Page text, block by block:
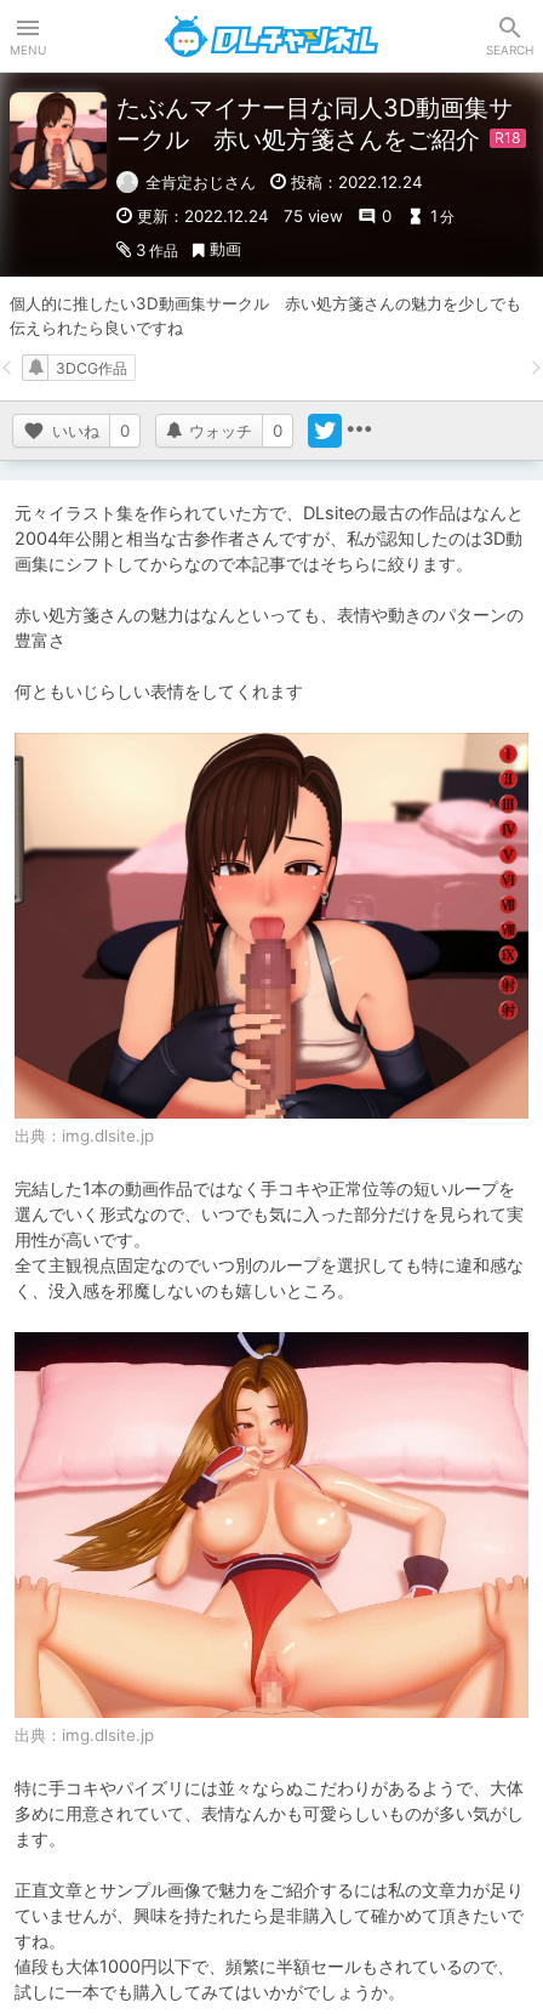
MENU SEARCH
たぶんマイナー目な同人3D動画集サ
ークル 赤い処方箋さんをご紹介
全肯定おじさん
投稿：2022.12.24
更新：2022.12.24
75 view 0 1 分
3 作品 動画
個人的に推したい3D動画集サークル　赤い処方箋さんの魅力を少しでも
伝えられたら良いですね
いいね 0 ウォッチ 0
3DCG作品
元々イラスト集を作られていた方で、DLsiteの最古の作品はなんと
2004年公開と相当な古参作者さんですが、私が認知したのは3D動
画集にシフトしてからなので本記事ではそちらに絞ります。
赤い処方箋さんの魅力はなんといっても、表情や動きのパターンの
豊富さ
何ともいじらしい表情をしてくれます
出典： img.dlsite.jp
完結した1本の動画作品ではなく手コキや正常位等の短いループを
選んでいく形式なので、いつでも気に入った部分だけを見られて実
用性が高いです。
全て主観視点固定なのでいつ別のループを選択しても特に違和感な
く、没入感を邪魔しないのも嬉しいところ。
出典： img.dlsite.jp
特に手コキやパイズリには並々ならぬこだわりがあるようで、大体
多めに用意されていて、表情なんかも可愛らしいものが多い気がし
ます。
正直文章とサンプル画像で魅力をご紹介するには私の文章力が足り
ていませんが、興味を持たれたら是非購入して確かめて頂きたいで
すね。
値段も大体1000円以下で、頻繁に半額セールもされているので、
試しに一本でも購入してみてはいかがでしょうか。